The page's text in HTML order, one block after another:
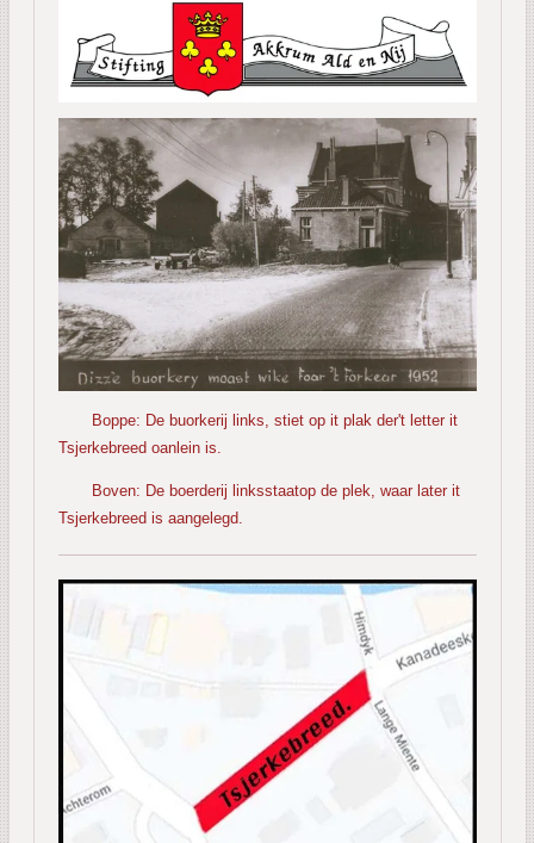
Boppe: De buorkerij links, stiet op it plak der't letter it
Tsjerkebreed oanlein is.
Boven: De boerderij linksstaatop de plek, waar later it
Tsjerkebreed is aangelegd.